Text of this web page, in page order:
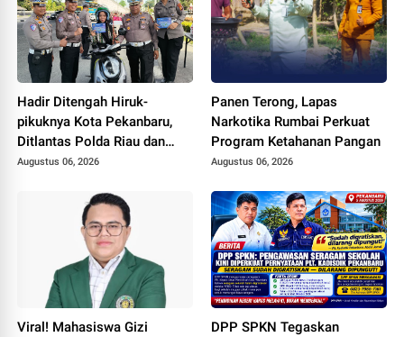
Hadir Ditengah Hiruk-
pikuknya Kota Pekanbaru,
Ditlantas Polda Riau dan
Polantas KARIB Kobarkan
Nasionalisme dan Green
Policing Jelang HUT RI Ke-
Augustus 06, 2026
Panen Terong, Lapas
Narkotika Rumbai Perkuat
Program Ketahanan Pangan
Augustus 06, 2026
Viral! Mahasiswa Gizi
DPP SPKN Tegaskan